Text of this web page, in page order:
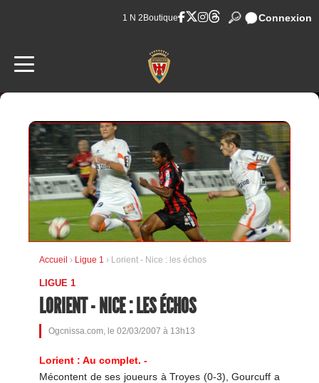
1 N 2 Boutique Connexion
Accueil › Ligue 1 › Lorient - Nice : les échos
LIGUE 1
LORIENT - NICE : LES ÉCHOS
Ogcnissa.com, le 02/03/2007 à 13h13
Lorient : Au complet. -
Mécontent de ses joueurs à Troyes (0-3), Gourcuff a